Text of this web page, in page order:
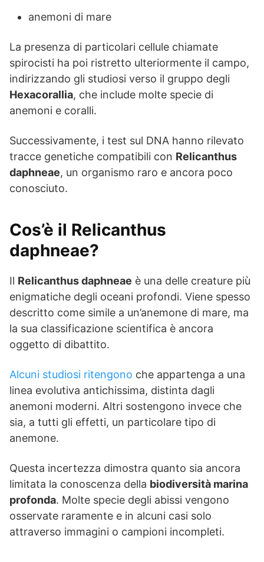
anemoni di mare
La presenza di particolari cellule chiamate
spirocisti ha poi ristretto ulteriormente il campo,
indirizzando gli studiosi verso il gruppo degli
Hexacorallia, che include molte specie di
anemoni e coralli.
Successivamente, i test sul DNA hanno rilevato
tracce genetiche compatibili con Relicanthus
daphneae, un organismo raro e ancora poco
conosciuto.
Cos’è il Relicanthus
daphneae?
Il Relicanthus daphneae è una delle creature più
enigmatiche degli oceani profondi. Viene spesso
descritto come simile a un’anemone di mare, ma
la sua classificazione scientifica è ancora
oggetto di dibattito.
Alcuni studiosi ritengono che appartenga a una
linea evolutiva antichissima, distinta dagli
anemoni moderni. Altri sostengono invece che
sia, a tutti gli effetti, un particolare tipo di
anemone.
Questa incertezza dimostra quanto sia ancora
limitata la conoscenza della biodiversità marina
profonda. Molte specie degli abissi vengono
osservate raramente e in alcuni casi solo
attraverso immagini o campioni incompleti.